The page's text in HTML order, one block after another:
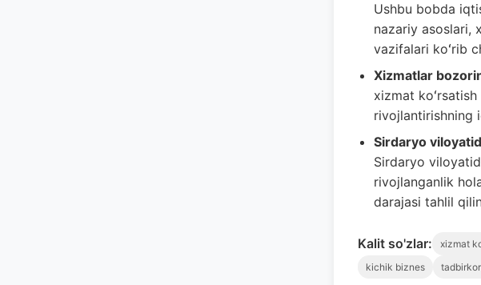
Ushbu bobda
nazariy asoslari,
vazifalari koʻrib
Xizmatlar
xizmat
rivojlantirishning
Sirdaryo
Sirdaryo
rivojlanganlik
darajasi tahlil
Kalit so'zlar: xizmat
kichik biznes